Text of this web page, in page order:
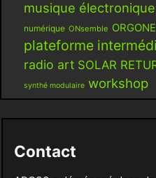
musique électronique
numérique ONsemble ORGONE
plateforme
radio art SOLAR
synthé modulaire workshop
Contact